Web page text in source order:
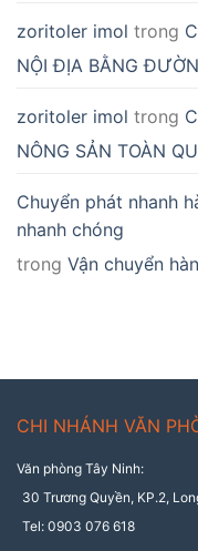
zoritoler imol trong
NỘI ĐỊA BẰNG
zoritoler imol trong
NÔNG SẢN TOÀN
Chuyển phát nhanh
nhanh chóng
trong Vận chuyển
CHI NHÁNH VĂN
Văn phòng Tây Ninh:
30 Trương Quyền, KP.2,
Tel: 0903 076 618